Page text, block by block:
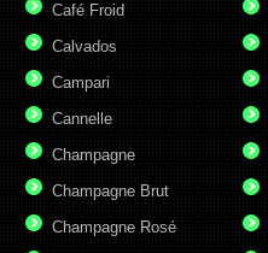
Café Froid
Calvados
Campari
Cannelle
Champagne
Champagne Brut
Champagne Rosé